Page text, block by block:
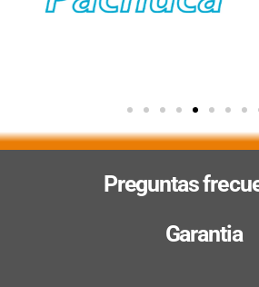
Preguntas
Garantia